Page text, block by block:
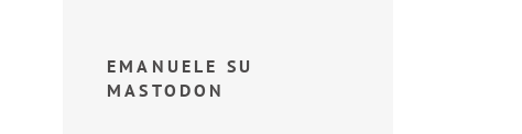
EMANUELE SU
MASTODON